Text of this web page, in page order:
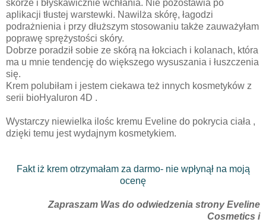
skórze i błyskawicznie wchłania. Nie pozostawia po
aplikacji tłustej warstewki. Nawilża skórę, łagodzi
podrażnienia i przy dłuższym stosowaniu także zauważyłam
poprawę sprężystości skóry.
Dobrze poradził sobie ze skórą na łokciach i kolanach, która
ma u mnie tendencję do większego wysuszania i łuszczenia
się.
Krem polubiłam i jestem ciekawa też innych kosmetyków z
serii bioHyaluron 4D .
Wystarczy niewielka ilośc kremu Eveline do pokrycia ciała ,
dzięki temu jest wydajnym kosmetykiem.
Fakt iż krem otrzymałam za darmo- nie wpłynął na moją
ocenę
Zapraszam Was do odwiedzenia strony Eveline
Cosmetics i